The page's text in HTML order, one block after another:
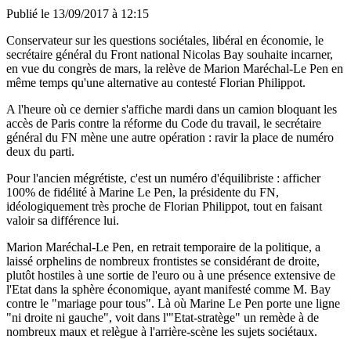
Publié le 13/09/2017 à 12:15
Conservateur sur les questions sociétales, libéral en économie, le
secrétaire général du Front national Nicolas Bay souhaite incarner,
en vue du congrès de mars, la relève de Marion Maréchal-Le Pen en
même temps qu'une alternative au contesté Florian Philippot.
A l'heure où ce dernier s'affiche mardi dans un camion bloquant les
accès de Paris contre la réforme du Code du travail, le secrétaire
général du FN mène une autre opération : ravir la place de numéro
deux du parti.
Pour l'ancien mégrétiste, c'est un numéro d'équilibriste : afficher
100% de fidélité à Marine Le Pen, la présidente du FN,
idéologiquement très proche de Florian Philippot, tout en faisant
valoir sa différence lui.
Marion Maréchal-Le Pen, en retrait temporaire de la politique, a
laissé orphelins de nombreux frontistes se considérant de droite,
plutôt hostiles à une sortie de l'euro ou à une présence extensive de
l'Etat dans la sphère économique, ayant manifesté comme M. Bay
contre le "mariage pour tous". Là où Marine Le Pen porte une ligne
"ni droite ni gauche", voit dans l'"Etat-stratège" un remède à de
nombreux maux et relègue à l'arrière-scène les sujets sociétaux.